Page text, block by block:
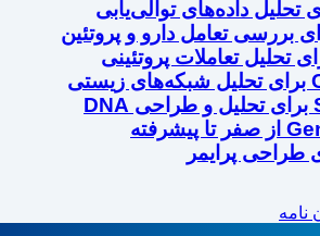
نامه